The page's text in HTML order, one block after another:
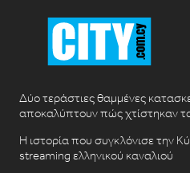
Δύο τεράστιες θαμμένες
αποκαλύπτουν πώς χτίστηκαν
Η ιστορία που συγκλόνισε την
streaming ελληνικού καναλιού